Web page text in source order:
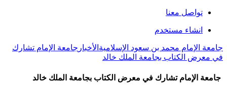
تواصل معنا
انشاء مستخدم
جامعة الإمام محمد بن سعود الإسلامية الأخبار جامعة الإمام تشارك
في معرض الكتاب بجامعة الملك خالد
جامعة الإمام تشارك في معرض الكتاب بجامعة الملك خالد